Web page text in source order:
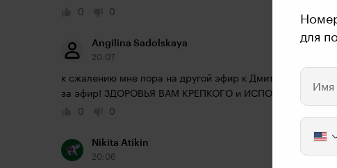
0
0
Angilina Sadolskaya
20:07
к сжалению мне пора на другой эфир к Дмитрию
за эфир! ЗДОРОВЬЯ ВАМ КРЕПКОГО и ИСПОЛНЕНИЯ
0
0
Nikita Atikin
20:06
для
Имя